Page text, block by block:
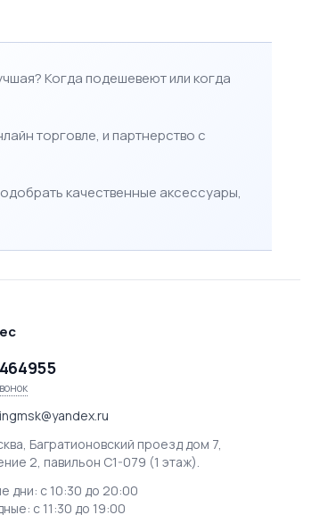
Когда подешевеют или когда
торговле, и партнерство с
качественные аксессуары,
Багратионовский проезд дом 7,
2, павильон С1-079 (1 этаж).
дни: с 10:30 до 20:00
с 11:30 до 19:00